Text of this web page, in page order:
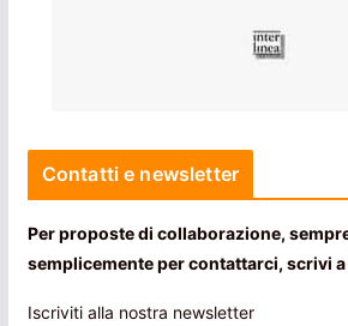
Contatti e newsletter
Per proposte di collaborazione,
semplicemente per contattarci, scrivi a
Iscriviti alla nostra newsletter